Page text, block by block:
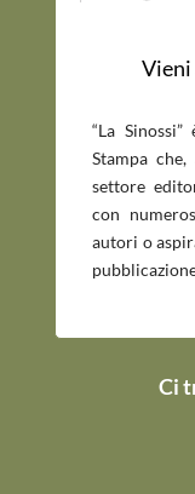
Vieni
“La
Stampa
settore
con
autori o
Ci